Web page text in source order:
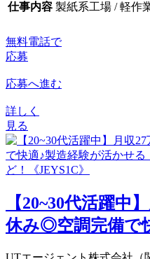
仕事内容 製紙系工場 / 軽作
無料電話で
応募
応募へ進む
詳しく
見る
【20~30代活躍中
休み◎空調完備で